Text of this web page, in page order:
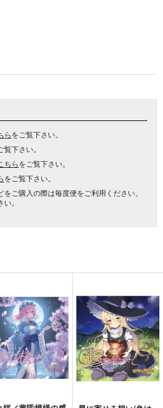
らをご覧下さい。
覧下さい。
ちらをご覧下さい。
をご覧下さい。
ご購入の際は毎度便をご利用ください。
。